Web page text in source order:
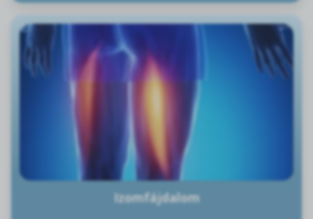
Izomfájdalom